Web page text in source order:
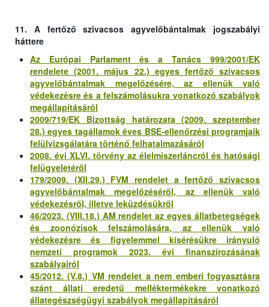
11. A fertőző szivacsos agyvelőbántalmak jogszabályi
háttere
Az Európai Parlament és a Tanács 999/2001/EK
rendelete (2001. május 22.) egyes fertőző szivacsos
agyvelőbántalmak megelőzésére, az ellenük való
védekezésre és a felszámolásukra vonatkozó szabályok
megállapításáról
2009/719/EK Bizottság határozata (2009. szeptember
28.) egyes tagállamok éves BSE-ellenőrzési programjaik
felülvizsgálatára történő felhatalmazásáról
2008. évi XLVI. törvény az élelmiszerláncról és hatósági
felügyeletéről
179/2009. (XII.29.) FVM rendelet a fertőző szivacsos
agyvelőbántalmak megelőzéséről, az ellenük való
védekezésről, illetve leküzdésükről
46/2023. (VIII.18.) AM rendelet az egyes állatbetegségek
és zoonózisok felszámolására, az ellenük való
védekezésre és figyelemmel kísérésükre irányuló
nemzeti programok 2023. évi finanszírozásának
szabályairól
45/2012. (V.8.) VM rendelet a nem emberi fogyasztásra
szánt állati eredetű melléktermékekre vonatkozó
állategészségügyi szabályok megállapításáról